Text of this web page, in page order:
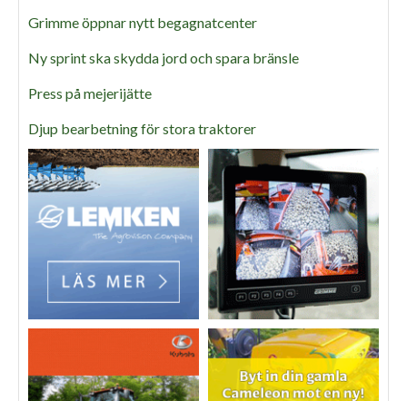
Grimme öppnar nytt begagnatcenter
Ny sprint ska skydda jord och spara bränsle
Press på mejerijätte
Djup bearbetning för stora traktorer